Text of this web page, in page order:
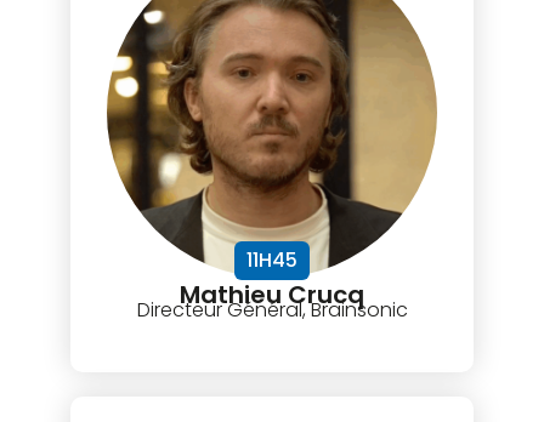
11H45
Mathieu Crucq
Directeur Général, Brainsonic